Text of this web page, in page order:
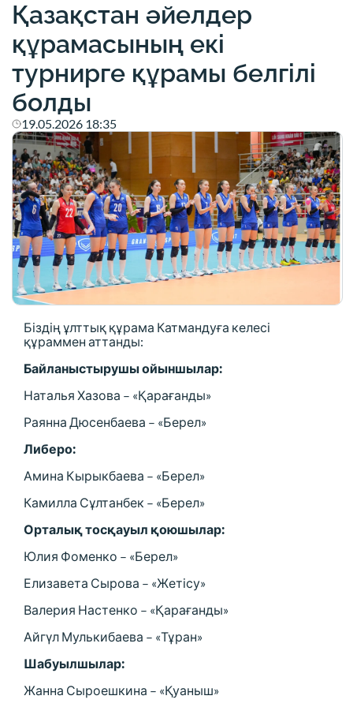
Қазақстан әйелдер
құрамасының екі
турнирге құрамы белгілі
болды
19.05.2026 18:35
Біздің ұлттық құрама Катмандуға келесі
құраммен аттанды:
Байланыстырушы ойыншылар:
Наталья Хазова – «Қарағанды»
Раянна Дюсенбаева – «Берел»
Либеро:
Амина Кырыкбаева – «Берел»
Камилла Сұлтанбек – «Берел»
Орталық тосқауыл қоюшылар:
Юлия Фоменко – «Берел»
Елизавета Сырова – «Жетісу»
Валерия Настенко – «Қарағанды»
Айгүл Мулькибаева – «Тұран»
Шабуылшылар:
Жанна Сыроешкина – «Қуаныш»